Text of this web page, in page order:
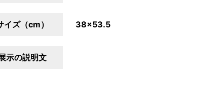
イズ（cm） 38×53.5
示の説明文